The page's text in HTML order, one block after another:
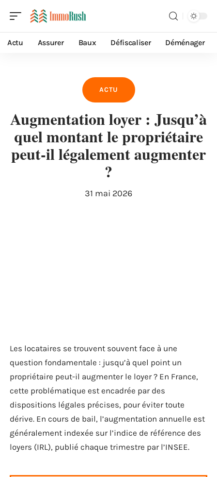
Actu Assurer Baux Défiscaliser Déménager
ACTU
Augmentation loyer : Jusqu’à
quel montant le propriétaire
peut-il légalement augmenter
?
31 mai 2026
Les locataires se trouvent souvent face à une
question fondamentale : jusqu’à quel point un
propriétaire peut-il augmenter le loyer ? En France,
cette problématique est encadrée par des
dispositions légales précises, pour éviter toute
dérive. En cours de bail, l’augmentation annuelle est
généralement indexée sur l’indice de référence des
loyers (IRL), publié chaque trimestre par l’INSEE.